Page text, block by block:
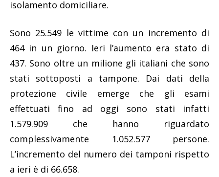
isolamento domiciliare.
Sono 25.549 le vittime con un incremento di
464 in un giorno. Ieri l’aumento era stato di
437. Sono oltre un milione gli italiani che sono
stati sottoposti a tampone. Dai dati della
protezione civile emerge che gli esami
effettuati fino ad oggi sono stati infatti
1.579.909 che hanno riguardato
complessivamente 1.052.577 persone.
L’incremento del numero dei tamponi rispetto
a ieri è di 66.658.